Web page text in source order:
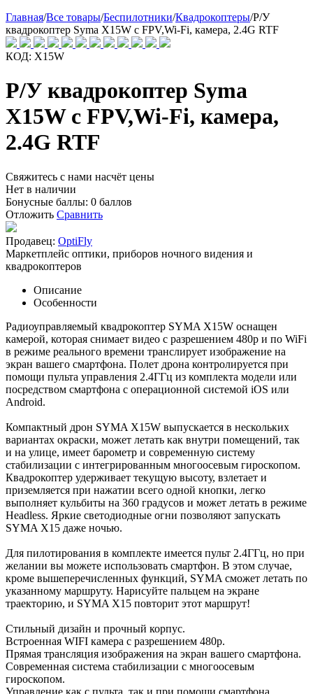
Главная/Все товары/Беспилотники/Квадрокоптеры/Р/У
квадрокоптер Syma X15W с FPV,Wi-Fi, камера, 2.4G RTF
КОД: X15W
Р/У квадрокоптер Syma
X15W с FPV,Wi-Fi, камера,
2.4G RTF
Свяжитесь с нами насчёт цены
Нет в наличии
Бонусные баллы: 0 баллов
Отложить Сравнить
Продавец: OptiFly
Маркетплейс оптики, приборов ночного видения и
квадрокоптеров
Описание
Особенности
Радиоуправляемый квадрокоптер SYMA X15W оснащен
камерой, которая снимает видео с разрешением 480p и по WiFi
в режиме реального времени транслирует изображение на
экран вашего смартфона. Полет дрона контролируется при
помощи пульта управления 2.4ГГц из комплекта модели или
посредством смартфона с операционной системой iOS или
Android.
Компактный дрон SYMA X15W выпускается в нескольких
вариантах окраски, может летать как внутри помещений, так
и на улице, имеет барометр и современную систему
стабилизации с интегрированным многоосевым гироскопом.
Квадрокоптер удерживает текущую высоту, взлетает и
приземляется при нажатии всего одной кнопки, легко
выполняет кульбиты на 360 градусов и может летать в режиме
Headless. Яркие светодиодные огни позволяют запускать
SYMA X15 даже ночью.
Для пилотирования в комплекте имеется пульт 2.4ГГц, но при
желании вы можете использовать смартфон. В этом случае,
кроме вышеперечисленных функций, SYMA сможет летать по
указанному маршруту. Нарисуйте пальцем на экране
траекторию, и SYMA X15 повторит этот маршрут!
Стильный дизайн и прочный корпус.
Встроенная WIFI камера с разрешением 480p.
Прямая трансляция изображения на экран вашего смартфона.
Современная система стабилизации с многоосевым
гироскопом.
Управление как с пульта, так и при помощи смартфона.